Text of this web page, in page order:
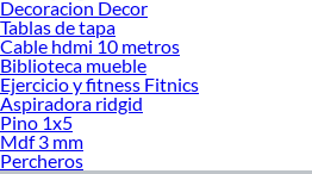
Decoracion Decor
Tablas de tapa
Cable hdmi 10 metros
Biblioteca mueble
Ejercicio y fitness Fitnics
Aspiradora ridgid
Pino 1x5
Mdf 3 mm
Percheros